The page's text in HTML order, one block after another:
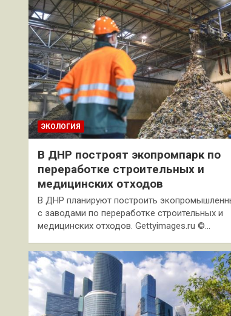
ЭКОЛОГИЯ
В ДНР построят экопромпарк по
переработке строительных и
медицинских отходов
В ДНР планируют построить
с заводами по переработке строительных и
медицинских отходов. Gettyimages.ru ©…